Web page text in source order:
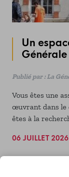
Un
Générale
Publié par : La
Vous êtes une
œuvrant dans le
êtes à la
un projet
06 JUILLET 2026